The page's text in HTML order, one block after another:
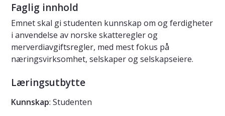
Faglig innhold
Emnet skal gi studenten kunnskap om og ferdigheter
i anvendelse av norske skatteregler og
merverdiavgiftsregler, med mest fokus på
næringsvirksomhet, selskaper og selskapseiere.
Læringsutbytte
Kunnskap: Studenten